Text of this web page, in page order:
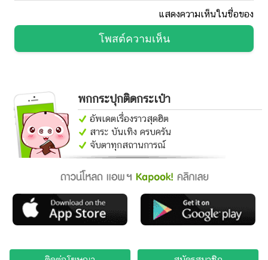
แสดงความเห็นในชื่อของ
โพสต์ความเห็น
พกกระปุกติดกระเป๋า
อัพเดตเรื่องราวสุดฮิต
สาระ บันเทิง ครบครัน
จับตาทุกสถานการณ์